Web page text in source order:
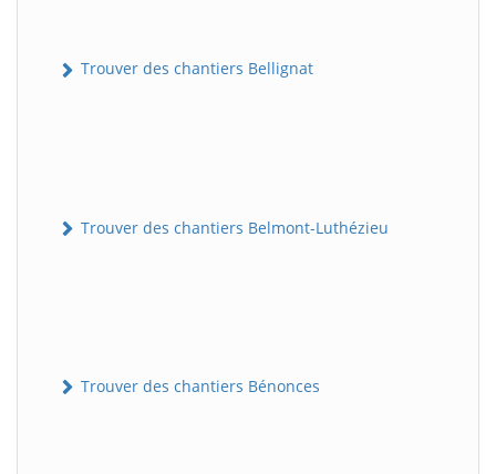
Trouver des chantiers Bellignat
Trouver des chantiers Belmont-Luthézieu
Trouver des chantiers Bénonces